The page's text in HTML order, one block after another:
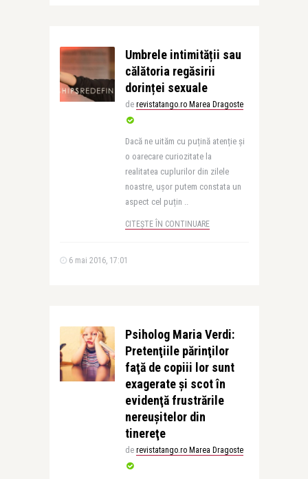
Umbrele intimității sau
călătoria regăsirii
dorinței sexuale
de revistatango.ro Marea Dragoste
Dacă ne uităm cu puțină atenție și
o oarecare curiozitate la
realitatea cuplurilor din zilele
noastre, ușor putem constata un
aspect cel puțin ..
CITEȘTE ÎN CONTINUARE
6 mai 2016, 17:01
Psiholog Maria Verdi:
Pretenţiile părinţilor
faţă de copiii lor sunt
exagerate şi scot în
evidenţă frustrările
nereuşitelor din
tinereţe
de revistatango.ro Marea Dragoste